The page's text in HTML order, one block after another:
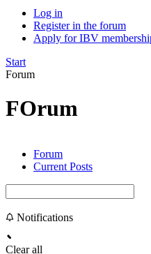
Log in
Register in the forum
Apply for IBV
Start
Forum
FOrum
Forum
Current Posts
Notifications
Clear all